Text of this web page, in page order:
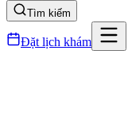
Tìm kiếm
Đặt lịch khám